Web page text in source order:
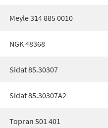
Meyle 314 885 0010
NGK 48368
Sidat 85.30307
Sidat 85.30307A2
Topran 501 401